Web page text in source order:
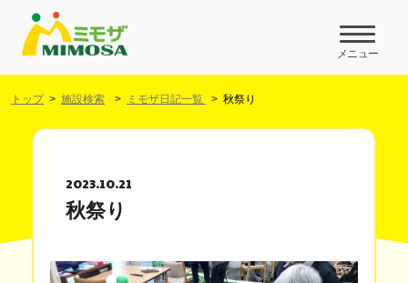
メニュー
トップ 施設検索 ミモザ日記一覧 秋祭り
2023.10.21
秋祭り